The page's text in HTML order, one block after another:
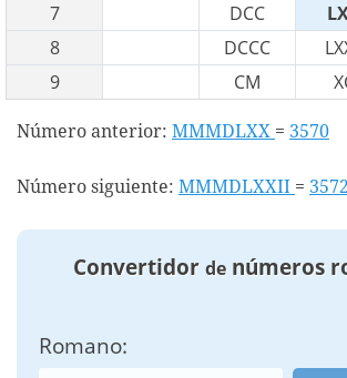
7
DCC
8
DCCC
9
CM
Número anterior: MMMDLXX = 3570
Número siguiente: MMMDLXXII = 3572
Convertidor de números
Romano: